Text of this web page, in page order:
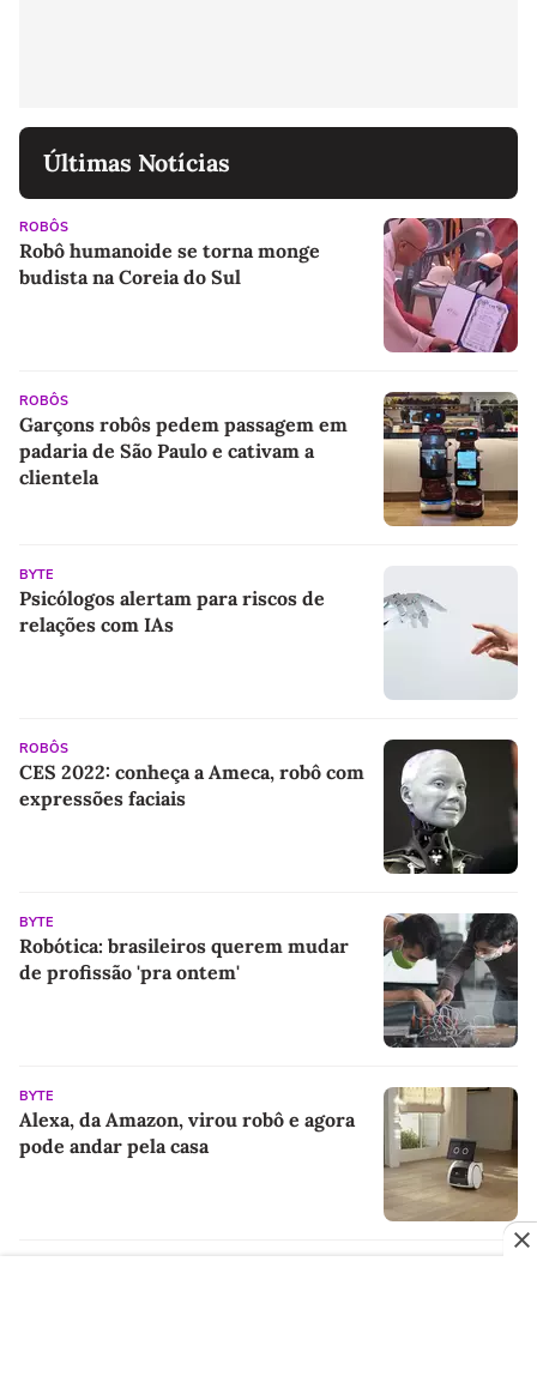
Últimas Notícias
ROBÔS
Robô humanoide se torna monge
budista na Coreia do Sul
ROBÔS
Garçons robôs pedem passagem em
padaria de São Paulo e cativam a
clientela
BYTE
Psicólogos alertam para riscos de
relações com IAs
ROBÔS
CES 2022: conheça a Ameca, robô com
expressões faciais
BYTE
Robótica: brasileiros querem mudar
de profissão 'pra ontem'
BYTE
Alexa, da Amazon, virou robô e agora
pode andar pela casa